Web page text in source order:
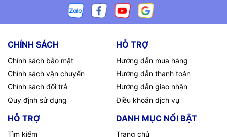
CHÍNH SÁCH
Chính sách bảo mật
Chính sách vận chuyển
Chính sách đổi trả
Quy định sử dụng
HỖ TRỢ
Hướng dẫn mua hàng
Hướng dẫn thanh toán
Hướng dẫn giao nhận
Điều khoản dịch vụ
HỖ TRỢ
Tìm kiếm
DANH MỤC NỔI BẬT
Trang chủ